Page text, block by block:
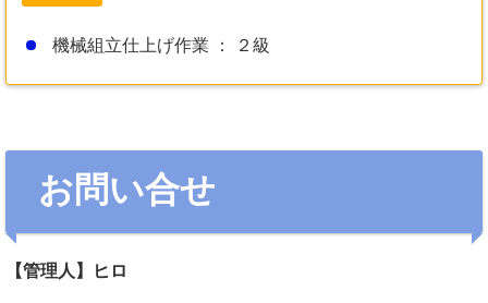
機械組立仕上げ作業 ： ２級
お問い合せ
【管理人】ヒロ